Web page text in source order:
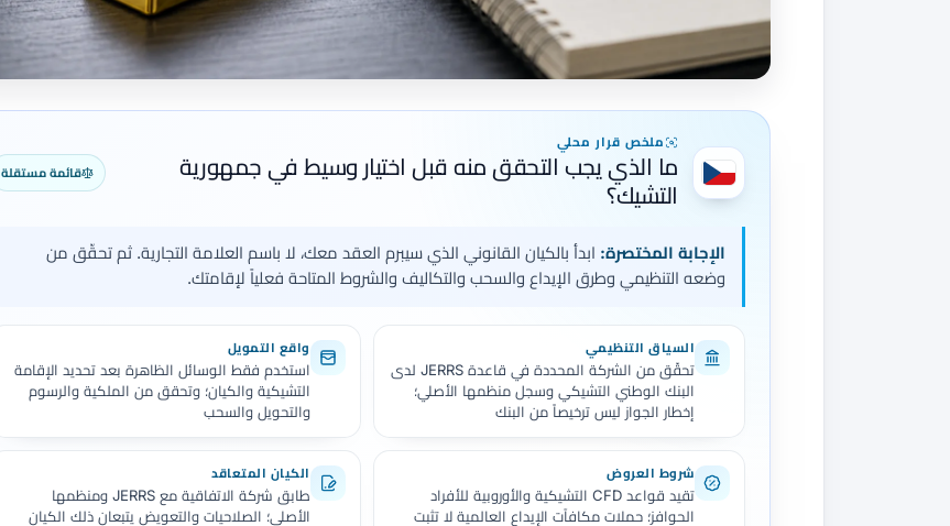
ملخص قرار محلي
ما الذي يجب التحقق منه قبل اختيار وسيط في جمهورية
التشيك؟
قائمة مستقلة
الإجابة المختصرة: ابدأ بالكيان القانوني الذي سيبرم العقد معك، لا باسم العلامة التجارية. ثم تحقّق من
وضعه التنظيمي وطرق الإيداع والسحب والتكاليف والشروط المتاحة فعلياً لإقامتك.
السياق التنظيمي
تحقّق من الشركة المحددة في قاعدة JERRS لدى
البنك الوطني التشيكي وسجل منظمها الأصلي؛
إخطار الجواز ليس ترخيصاً من البنك
واقع التمويل
استخدم فقط الوسائل الظاهرة بعد تحديد الإقامة
التشيكية والكيان؛ وتحقق من الملكية والرسوم
والتحويل والسحب
شروط العروض
تقيد قواعد CFD التشيكية والأوروبية للأفراد
الحوافز؛ حملات مكافآت الإيداع العالمية لا تثبت
الكيان المتعاقد
طابق شركة الاتفاقية مع JERRS ومنظمها
الأصلي؛ الصلاحيات والتعويض يتبعان ذلك الكيان